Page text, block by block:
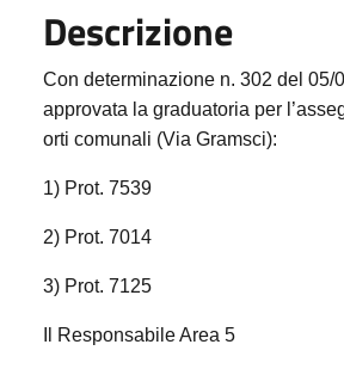
Descrizione
Con determinazione n. 302 del 05/
approvata la graduatoria per
orti comunali (Via Gramsci):
1) Prot. 7539
2) Prot. 7014
3) Prot. 7125
Il Responsabile Area 5